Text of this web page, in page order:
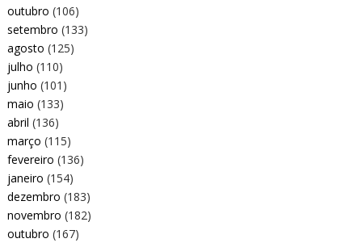
outubro (106)
setembro (133)
agosto (125)
julho (110)
junho (101)
maio (133)
abril (136)
março (115)
fevereiro (136)
janeiro (154)
dezembro (183)
novembro (182)
outubro (167)